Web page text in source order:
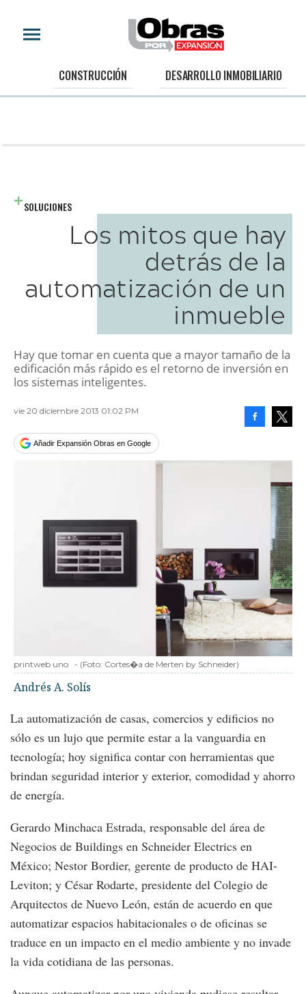
CONSTRUCCIÓN DESARROLLO INMOBILIARIO
SOLUCIONES
Los mitos que hay
detrás de la
automatización de un
inmueble
Hay que tomar en cuenta que a mayor tamaño de la
edificación más rápido es el retorno de inversión en
los sistemas inteligentes.
vie 20 diciembre 2013 01:02 PM
Añadir Expansión Obras en Google
printweb uno - (Foto: Cortes�a de Merten by Schneider)
Andrés A. Solís
La automatización de casas, comercios y edificios no
sólo es un lujo que permite estar a la vanguardia en
tecnología; hoy significa contar con herramientas que
brindan seguridad interior y exterior, comodidad y ahorro
de energía.
Gerardo Minchaca Estrada, responsable del área de
Negocios de Buildings en Schneider Electrics en
México; Nestor Bordier, gerente de producto de HAI-
Leviton; y César Rodarte, presidente del Colegio de
Arquitectos de Nuevo León, están de acuerdo en que
automatizar espacios habitacionales o de oficinas se
traduce en un impacto en el medio ambiente y no invade
la vida cotidiana de las personas.